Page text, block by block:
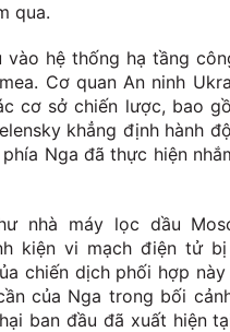
qua.
hệ thống hạ tầng
Cơ quan An ninh
cơ sở chiến lược, bao
khẳng định hành
Nga đã thực hiện
nhà máy lọc dầu
kiện vi mạch điện tử
chiến dịch phối hợp này
của Nga trong bối
ban đầu đã xuất hiện